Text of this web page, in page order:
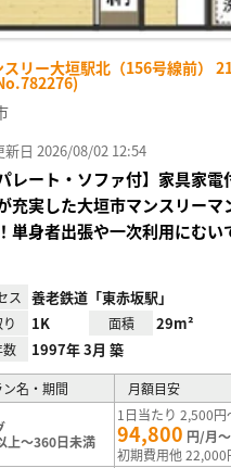
リー大垣駅北（156号線前）
新日 2026/08/02 12:54
レート・ソファ付】家具家電
充実した大垣市マンスリーマ
単身者出張や一次利用にむい
ス 養老鉄道「東赤坂駅」
1K 面積 29m²
1997年 3月 築
ン名・期間 月額目安
上～360日未満
1日当たり 2,500円
94,800 円/月～
初期費用他 22,000